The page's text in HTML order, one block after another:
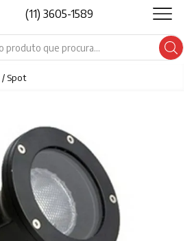
(11) 3605-1589
Search
Spot